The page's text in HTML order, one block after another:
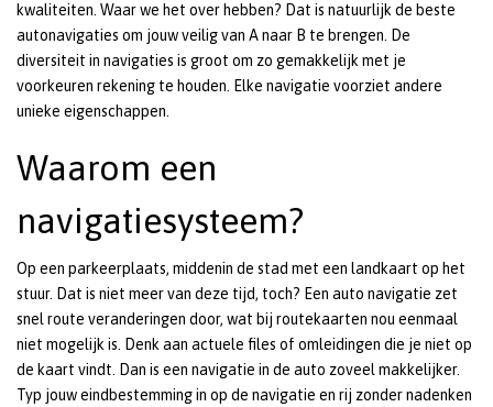
kwaliteiten. Waar we het over hebben? Dat is natuurlijk de beste
autonavigaties om jouw veilig van A naar B te brengen. De
diversiteit in navigaties is groot om zo gemakkelijk met je
voorkeuren rekening te houden. Elke navigatie voorziet andere
unieke eigenschappen.
Waarom een
navigatiesysteem?
Op een parkeerplaats, middenin de stad met een landkaart op het
stuur. Dat is niet meer van deze tijd, toch? Een auto navigatie zet
snel route veranderingen door, wat bij routekaarten nou eenmaal
niet mogelijk is. Denk aan actuele files of omleidingen die je niet op
de kaart vindt. Dan is een navigatie in de auto zoveel makkelijker.
Typ jouw eindbestemming in op de navigatie en rij zonder nadenken